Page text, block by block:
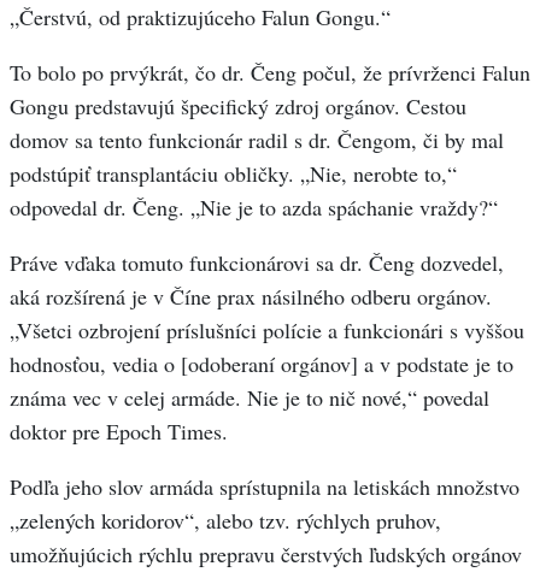
„Čerstvú, od praktizujúceho Falun Gongu.“
To bolo po prvýkrát, čo dr. Čeng počul, že prívrženci Falun
Gongu predstavujú špecifický zdroj orgánov. Cestou
domov sa tento funkcionár radil s dr. Čengom, či by mal
podstúpiť transplantáciu obličky. „Nie, nerobte to,“
odpovedal dr. Čeng. „Nie je to azda spáchanie vraždy?“
Práve vďaka tomuto funkcionárovi sa dr. Čeng dozvedel,
aká rozšírená je v Číne prax násilného odberu orgánov.
„Všetci ozbrojení príslušníci polície a funkcionári s vyššou
hodnosťou, vedia o [odoberaní orgánov] a v podstate je to
známa vec v celej armáde. Nie je to nič nové,“ povedal
doktor pre Epoch Times.
Podľa jeho slov armáda sprístupnila na letiskách množstvo
„zelených koridorov“, alebo tzv. rýchlych pruhov,
umožňujúcich rýchlu prepravu čerstvých ľudských orgánov